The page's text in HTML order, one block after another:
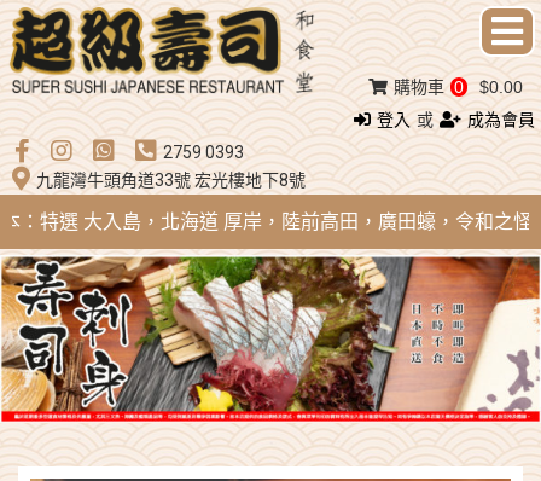
登入 或
成為會員
2759 0393
九龍灣牛頭角道33號 宏光樓地下8號
購物車 0 $0.00
：特選 大入島，北海道 厚岸，陸前高田，廣田蠔，令和之